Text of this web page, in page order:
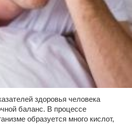
здоровья человека
баланс. В процессе
образуется много кислот,